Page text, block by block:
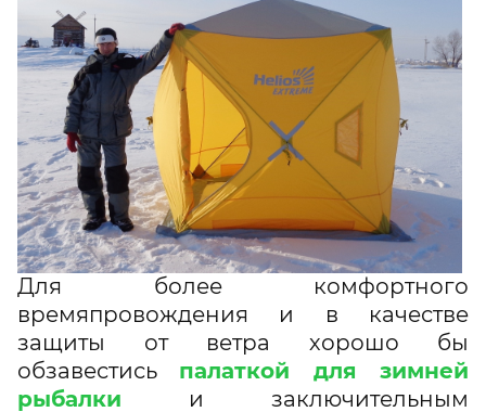
Для более комфортного
времяпровождения и в качестве
защиты от ветра хорошо бы
обзавестись палаткой для зимней
рыбалки и заключительным